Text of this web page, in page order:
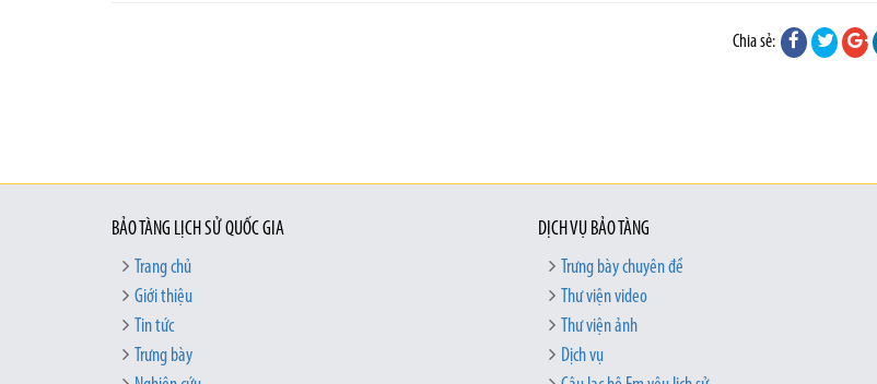
Chia sẻ:
BẢO TÀNG LỊCH SỬ QUỐC GIA
Trang chủ
Giới thiệu
Tin tức
Trưng bày
DỊCH VỤ BẢO TÀNG
Trưng bày chuyên đề
Thư viện video
Thư viện ảnh
Dịch vụ